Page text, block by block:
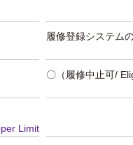
履修登録システム
〇（履修中止可/
Limit